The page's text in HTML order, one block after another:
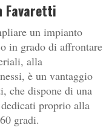
Favaretti
un impianto
in grado di affrontare
alla
è un vantaggio
che dispone di una
proprio alla
gradi.